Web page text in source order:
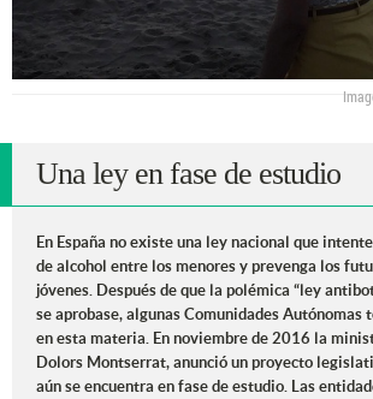
Una ley en fase de estudio
En España no existe una ley nacional que
de alcohol entre los menores y prevenga los
jóvenes. Después de que la polémica “ley
se aprobase, algunas Comunidades Autónomas
en esta materia. En noviembre de 2016 la
Dolors Montserrat, anunció un proyecto
aún se encuentra en fase de estudio. Las